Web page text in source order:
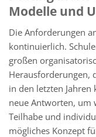
Modelle und
Die Anforderungen
kontinuierlich.
großen
Herausforderungen,
in den letzten
neue Antworten, um
Teilhabe und
mögliches Konzept